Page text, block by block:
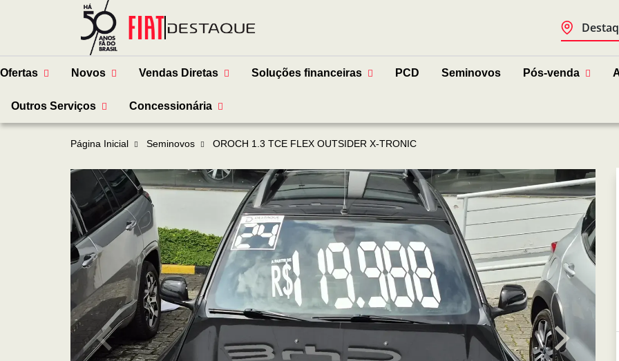
Ofertas Novos Vendas Diretas Soluções financeiras PCD Seminovos Pós-venda
Outros Serviços Concessionária
Página Inicial Seminovos OROCH 1.3 TCE FLEX OUTSIDER X-TRONIC